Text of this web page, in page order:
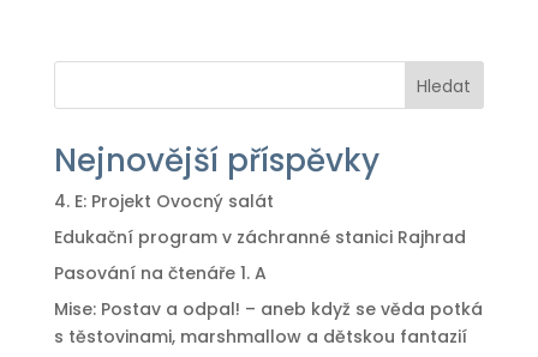
Hledat
Nejnovější příspěvky
4. E: Projekt Ovocný salát
Edukační program v záchranné stanici Rajhrad
Pasování na čtenáře 1. A
Mise: Postav a odpal! – aneb když se věda potká
s těstovinami, marshmallow a dětskou fantazií